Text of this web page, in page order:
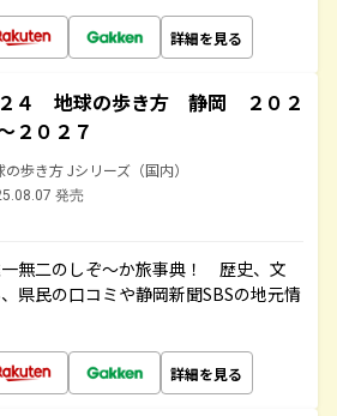
詳細を見る
４ 地球の歩き方 静岡 ２０２
２０２７
の歩き方 Jシリーズ（国内）
発売
無二のしぞ～か旅事典！ 歴史、文
県民の口コミや静岡新聞SBSの地元情
詳細を見る